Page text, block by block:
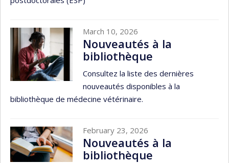
March 10, 2026
Nouveautés à la
bibliothèque
Consultez la liste des dernières
nouveautés disponibles à la
bibliothèque de médecine vétérinaire.
February 23, 2026
Nouveautés à la
bibliothèque